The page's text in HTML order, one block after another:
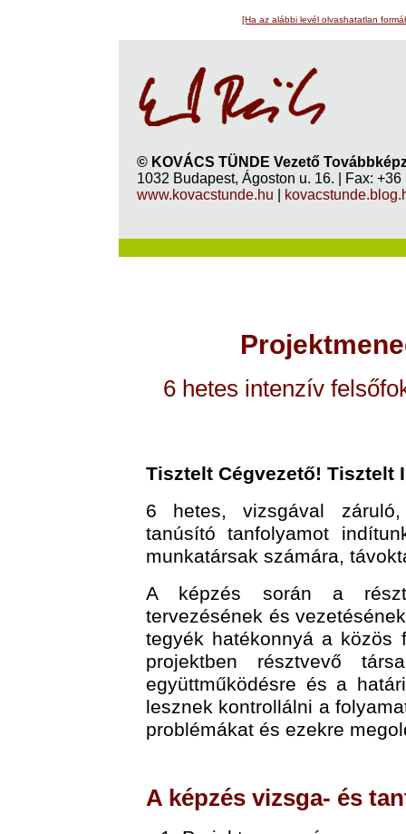
[Ha az alábbi levél olvashatatlan
© KOVÁCS TÜNDE Vezető
1032 Budapest, Ágoston u. 16. | Fax:
www.kovacstunde.hu
6 hetes intenzív
Tisztelt Cégvezető! Tisztelt
6 hetes, vizsgával záruló,
tanúsító tanfolyamot
munkatársak számára,
A képzés során a
tervezésének és
tegyék hatékonnyá a közös
projektben résztvevő
együttműködésre és a
lesznek kontrollálni a
problémákat és ezekre
A képzés vizsga- és